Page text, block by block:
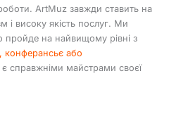
ArtMuz завжди ставить на
і високу якість послуг. Ми
пройде на найвищому рівні з
конферансьє або
є справжніми майстрами своєї